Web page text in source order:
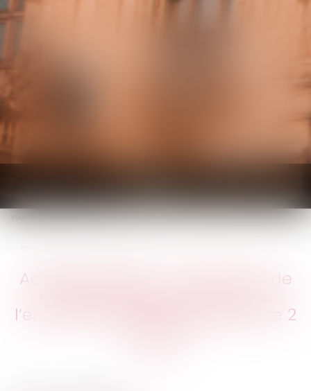
KALIFA Avocats
Ouvrir
le
menu
Vous êtes ici :Accueil
Activité partielle : l’attestation de
l’enfant est obligatoire depuis le 2